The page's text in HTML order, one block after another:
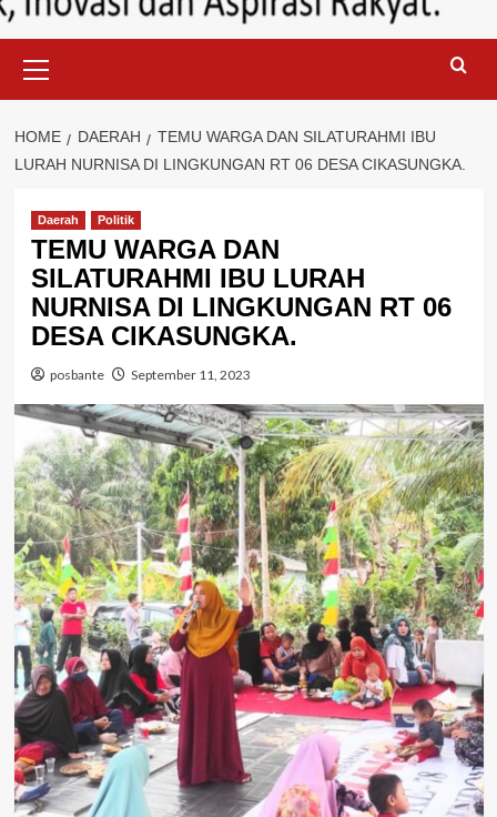
Menu
HOME DAERAH
TEMU WARGA DAN SILATURAHMI IBU
LURAH NURNISA DI LINGKUNGAN RT 06 DESA CIKASUNGKA.
Daerah Politik
TEMU WARGA DAN
SILATURAHMI IBU LURAH
NURNISA DI LINGKUNGAN RT 06
DESA CIKASUNGKA.
posbante September 11, 2023